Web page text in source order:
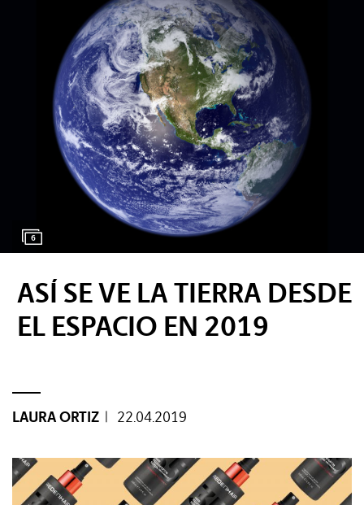
6
ASÍ SE VE LA TIERRA DESDE
EL ESPACIO EN 2019
LAURA ORTIZ | 22.04.2019
MUNDOS
VÍDEOS
REVISTA
Tags:
#Tendencias
#Estilo
#Pantallas
#Planes